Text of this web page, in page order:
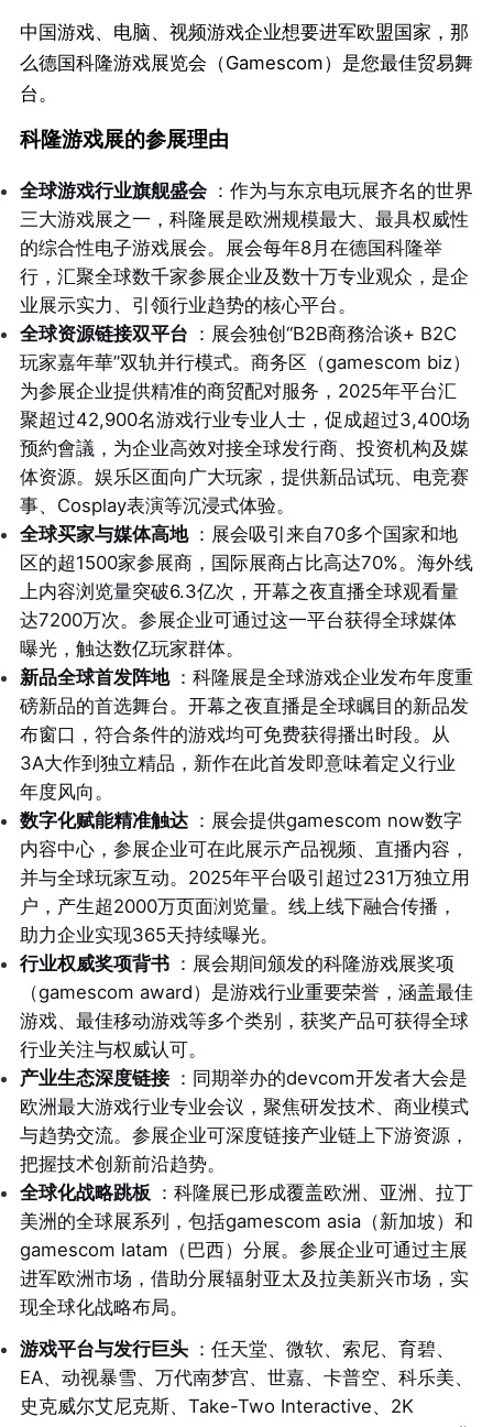
中国游戏、电脑、视频游戏企业想要进军欧盟国家，那
么德国科隆游戏展览会（Gamescom）是您最佳贸易舞
台。
科隆游戏展的参展理由
全球游戏行业旗舰盛会 ：作为与东京电玩展齐名的世界
三大游戏展之一，科隆展是欧洲规模最大、最具权威性
的综合性电子游戏展会。展会每年8月在德国科隆举
行，汇聚全球数千家参展企业及数十万专业观众，是企
业展示实力、引领行业趋势的核心平台。
全球资源链接双平台 ：展会独创“B2B商務洽谈+ B2C
玩家嘉年華”双轨并行模式。商务区（gamescom biz）
为参展企业提供精准的商贸配对服务，2025年平台汇
聚超过42,900名游戏行业专业人士，促成超过3,400场
预約會議，为企业高效对接全球发行商、投资机构及媒
体资源。娱乐区面向广大玩家，提供新品试玩、电竞赛
事、Cosplay表演等沉浸式体验。
全球买家与媒体高地 ：展会吸引来自70多个国家和地
区的超1500家参展商，国际展商占比高达70%。海外线
上内容浏览量突破6.3亿次，开幕之夜直播全球观看量
达7200万次。参展企业可通过这一平台获得全球媒体
曝光，触达数亿玩家群体。
新品全球首发阵地 ：科隆展是全球游戏企业发布年度重
磅新品的首选舞台。开幕之夜直播是全球瞩目的新品发
布窗口，符合条件的游戏均可免费获得播出时段。从
3A大作到独立精品，新作在此首发即意味着定义行业
年度风向。
数字化赋能精准触达 ：展会提供gamescom now数字
内容中心，参展企业可在此展示产品视频、直播内容，
并与全球玩家互动。2025年平台吸引超过231万独立用
户，产生超2000万页面浏览量。线上线下融合传播，
助力企业实现365天持续曝光。
行业权威奖项背书 ：展会期间颁发的科隆游戏展奖项
（gamescom award）是游戏行业重要荣誉，涵盖最佳
游戏、最佳移动游戏等多个类别，获奖产品可获得全球
行业关注与权威认可。
产业生态深度链接 ：同期举办的devcom开发者大会是
欧洲最大游戏行业专业会议，聚焦研发技术、商业模式
与趋势交流。参展企业可深度链接产业链上下游资源，
把握技术创新前沿趋势。
全球化战略跳板 ：科隆展已形成覆盖欧洲、亚洲、拉丁
美洲的全球展系列，包括gamescom asia（新加坡）和
gamescom latam（巴西）分展。参展企业可通过主展
进军欧洲市场，借助分展辐射亚太及拉美新兴市场，实
现全球化战略布局。
游戏平台与发行巨头 ：任天堂、微软、索尼、育碧、
EA、动视暴雪、万代南梦宫、世嘉、卡普空、科乐美、
史克威尔艾尼克斯、Take-Two Interactive、2K